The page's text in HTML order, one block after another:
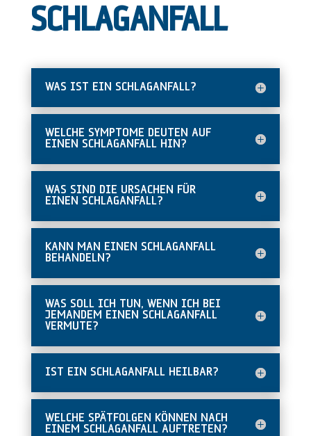
SCHLAGANFALL
WAS IST EIN SCHLAGANFALL?
WELCHE SYMPTOME DEUTEN AUF
EINEN SCHLAGANFALL HIN?
WAS SIND DIE URSACHEN FÜR
EINEN SCHLAGANFALL?
KANN MAN EINEN SCHLAGANFALL
BEHANDELN?
WAS SOLL ICH TUN, WENN ICH BEI
JEMANDEM EINEN SCHLAGANFALL
VERMUTE?
IST EIN SCHLAGANFALL HEILBAR?
WELCHE SPÄTFOLGEN KÖNNEN NACH
EINEM SCHLAGANFALL AUFTRETEN?